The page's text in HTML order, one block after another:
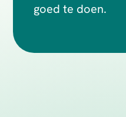
goed te doen.